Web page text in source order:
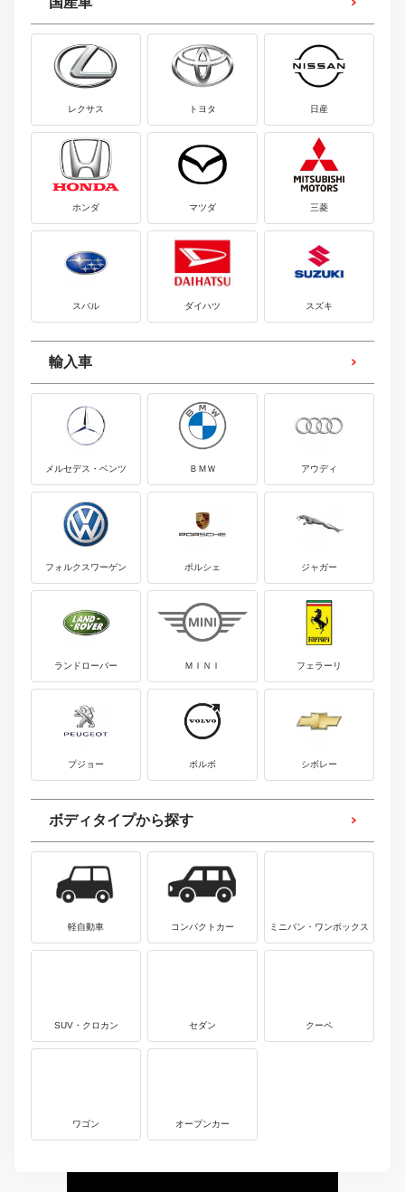
レクサス トヨタ 日産
ホンダ マツダ 三菱
スバル ダイハツ スズキ
輸入車
メルセデス・ベンツ ＢＭＷ アウディ
フォルクスワーゲン ポルシェ ジャガー
ランドローバー ＭＩＮＩ フェラーリ
プジョー ボルボ シボレー
ボディタイプから探す
軽自動車 コンパクトカー ミニバン・ワンボックス
SUV・クロカン セダン クーペ
ワゴン オープンカー